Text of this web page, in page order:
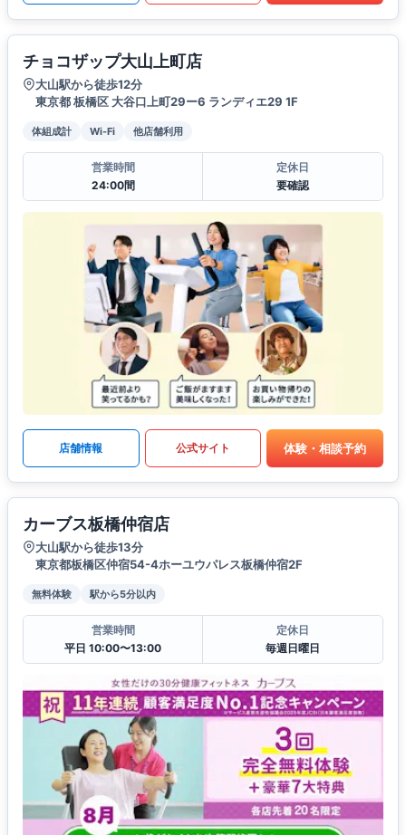
チョコザップ大山上町店
大山駅から徒歩12分
東京都 板橋区 大谷口上町29ー6 ランディエ29 1F
体組成計 Wi-Fi 他店舗利用
営業時間
24:00間
定休日
要確認
店舗情報 公式サイト 体験・相談予約
カーブス板橋仲宿店
大山駅から徒歩13分
東京都板橋区仲宿54-4ホーユウパレス板橋仲宿2F
無料体験 駅から5分以内
営業時間
平日 10:00〜13:00
定休日
毎週日曜日